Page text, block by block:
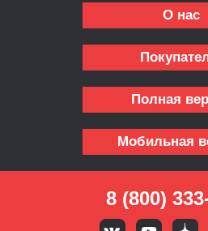
О нас
Полная
Мобильная
8 (800)